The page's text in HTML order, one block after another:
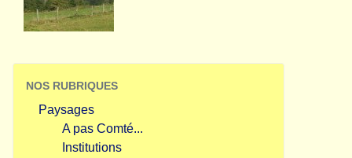
NOS RUBRIQUES
Paysages
A pas Comté...
Institutions